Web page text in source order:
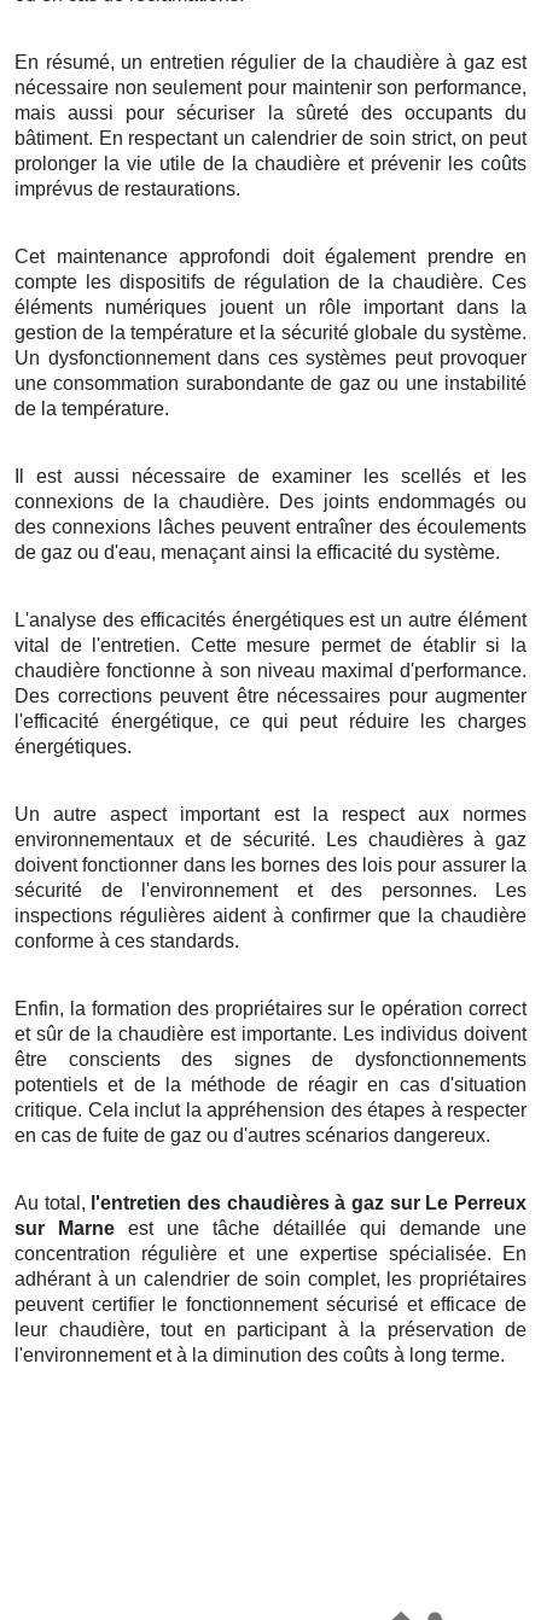
En résumé, un entretien régulier de la chaudière à gaz est
nécessaire non seulement pour maintenir son performance,
mais aussi pour sécuriser la sûreté des occupants du
bâtiment. En respectant un calendrier de soin strict, on peut
prolonger la vie utile de la chaudière et prévenir les coûts
imprévus de restaurations.
Cet maintenance approfondi doit également prendre en
compte les dispositifs de régulation de la chaudière. Ces
éléments numériques jouent un rôle important dans la
gestion de la température et la sécurité globale du système.
Un dysfonctionnement dans ces systèmes peut provoquer
une consommation surabondante de gaz ou une instabilité
de la température.
Il est aussi nécessaire de examiner les scellés et les
connexions de la chaudière. Des joints endommagés ou
des connexions lâches peuvent entraîner des écoulements
de gaz ou d'eau, menaçant ainsi la efficacité du système.
L'analyse des efficacités énergétiques est un autre élément
vital de l'entretien. Cette mesure permet de établir si la
chaudière fonctionne à son niveau maximal d'performance.
Des corrections peuvent être nécessaires pour augmenter
l'efficacité énergétique, ce qui peut réduire les charges
énergétiques.
Un autre aspect important est la respect aux normes
environnementaux et de sécurité. Les chaudières à gaz
doivent fonctionner dans les bornes des lois pour assurer la
sécurité de l'environnement et des personnes. Les
inspections régulières aident à confirmer que la chaudière
conforme à ces standards.
Enfin, la formation des propriétaires sur le opération correct
et sûr de la chaudière est importante. Les individus doivent
être conscients des signes de dysfonctionnements
potentiels et de la méthode de réagir en cas d'situation
critique. Cela inclut la appréhension des étapes à respecter
en cas de fuite de gaz ou d'autres scénarios dangereux.
Au total, l'entretien des chaudières à gaz sur Le Perreux
sur Marne est une tâche détaillée qui demande une
concentration régulière et une expertise spécialisée. En
adhérant à un calendrier de soin complet, les propriétaires
peuvent certifier le fonctionnement sécurisé et efficace de
leur chaudière, tout en participant à la préservation de
l'environnement et à la diminution des coûts à long terme.